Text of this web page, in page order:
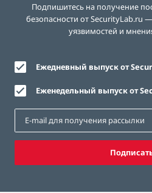
Подпишитесь на получение
безопасности от SecurityLab.ru
уязвимостей и
Ежедневный выпуск от
Еженедельный выпуск от